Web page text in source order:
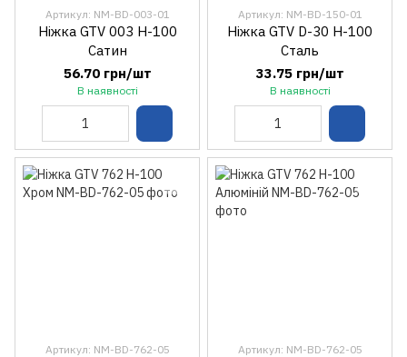
Артикул: NM-BD-003-01
Ніжка GTV 003 H-100
Сатин
56.70 грн/шт
В наявності
Артикул: NM-BD-150-01
Ніжка GTV D-30 H-100
Сталь
33.75 грн/шт
В наявності
Артикул: NM-BD-762-05 Артикул: NM-BD-762-05